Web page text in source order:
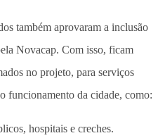
também aprovaram a inclusão
Novacap. Com isso, ficam
no projeto, para serviços
funcionamento da cidade, como:
hospitais e creches.